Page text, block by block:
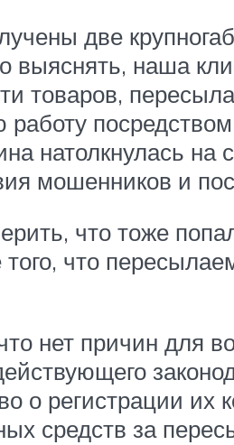
две
наша
товаров,
работу
натолкнулась на
мошенников и
что тоже
что
нет причин для
о регистрации
средств за